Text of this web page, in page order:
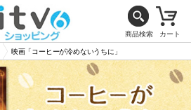
商品検索 カート
映画「コーヒーが冷めないうちに」